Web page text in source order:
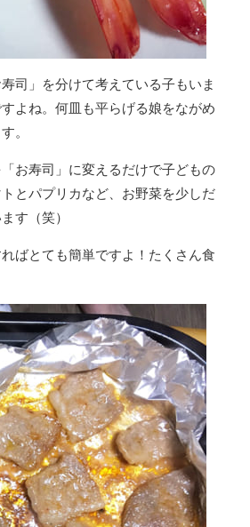
司」を分けて考えている子もいま
よね。何皿も平らげる娘をながめ
。
お寿司」に変えるだけで子どもの
とパプリカなど、お野菜を少しだ
す（笑）
ばとても簡単ですよ！たくさん食